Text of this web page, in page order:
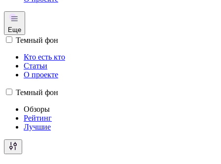
Еще
Темный фон
Кто есть кто
Статьи
О проекте
Темный фон
Обзоры
Рейтинг
Лучшие